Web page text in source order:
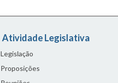
Atividade Legislativa
Legislação
Proposições